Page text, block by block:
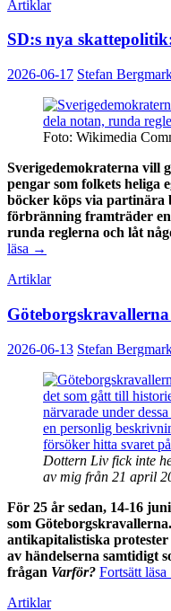
Artiklar
SD:s nya
2026-06-17 Stefan
Foto: Wikimedia
Sverigedemokraterna vill
pengar som folkets heliga
böcker köps via partinära
förbränning framträder
runda reglerna och låt
läsa SD:s
skattepolitik:
festen,
boken
→
Artiklar
2026-06-13 Stefan
Dottern Liv fick inte
av mig från 21 april
För 25 år sedan, 14-16
som
antikapitalistiska
av händelserna samtidigt
frågan Varför? Fortsätt läsa
Artiklar